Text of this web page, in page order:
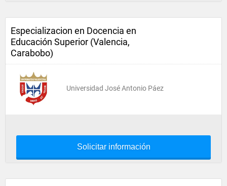
Especializacion en Docencia en
Educación Superior (Valencia,
Carabobo)
Universidad José Antonio Páez
Solicitar información